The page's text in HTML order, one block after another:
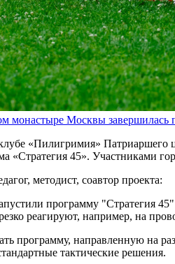
Москвы завершилась
«Пилигримия» Патриаршего
«Стратегия 45». Участниками
методист, соавтор проекта:
программу "Стратегия
реагируют, например, на
программу, направленную на
тактические решения.